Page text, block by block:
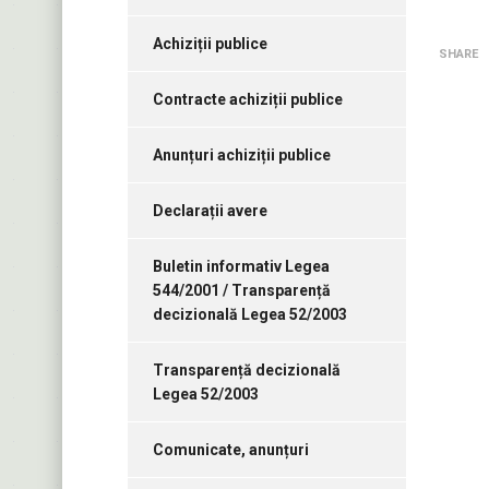
SHARE
Achiziții publice
Contracte achiziții publice
Anunțuri achiziții publice
Declarații avere
Buletin informativ Legea
544/2001 / Transparență
decizională Legea 52/2003
Transparență decizională
Legea 52/2003
Comunicate, anunțuri